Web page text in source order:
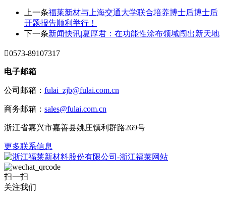
上一条福莱新材与上海交通大学联合培养博士后博士后
开题报告顺利举行！
下一条新闻快讯|夏厚君：在功能性涂布领域闯出新天地
0573-89107317
电子邮箱
公司邮箱： fulai_zjb@fulai.com.cn
商务邮箱： sales@fulai.com.cn
浙江省嘉兴市嘉善县姚庄镇利群路269号
更多联系信息
扫一扫
关注我们